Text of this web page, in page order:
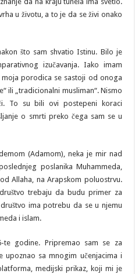
u životu, a to je da se živi onako
što sam shvatio Istinu. Bilo je
izučavanja. Iako imam
porodica se sastoji od onoga
ili „tradicionalni musliman“. Nismo
To su bili ovi postepeni koraci
o smrti preko čega sam se u
(Adamom), neka je mir nad
poslanika Muhammeda,
Allaha, na Arapskom poluostrvu.
trebaju da budu primer za
ima potrebu da se u njemu
i islam.
te godine. Pripremao sam se za
upoznao sa mnogim učenjacima i
medijski prikaz, koji mi je